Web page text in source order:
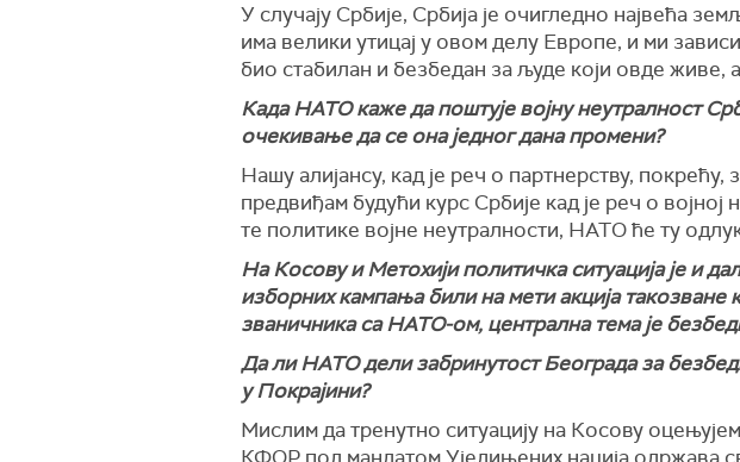
У случају Србије, Србија је очигледно највећа
има велики утицај у овом делу Европе, и ми
био стабилан и безбедан за људе који овде живе,
Када НАТО каже да поштује војну неутралност
очекивање да се она једног дана промени?
Нашу алијансу, кад је реч о партнерству,
предвиђам будући курс Србије кад је реч о
те политике војне неутралности, НАТО ће ту
На Косову и Метохији политичка ситуација је и
изборних кампања били на мети акција
званичника са НАТО-ом, централна тема је
Да ли НАТО дели забринутост Београда за
у Покрајини?
Мислим да тренутно ситуацију на Косову